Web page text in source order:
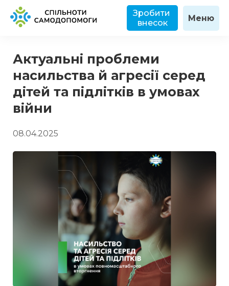
Зробити
внесок
Меню
Актуальні проблеми
насильства й агресії серед
дітей та підлітків в умовах
війни
08.04.2025